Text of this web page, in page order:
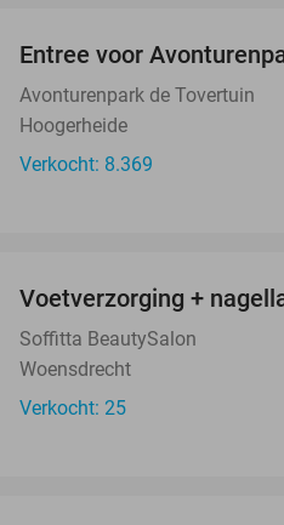
Entree voor
Avonturenpark de Tovertuin
Hoogerheide
Verkocht: 8.369
Voetverzorging +
Soffitta BeautySalon
Woensdrecht
Verkocht: 25